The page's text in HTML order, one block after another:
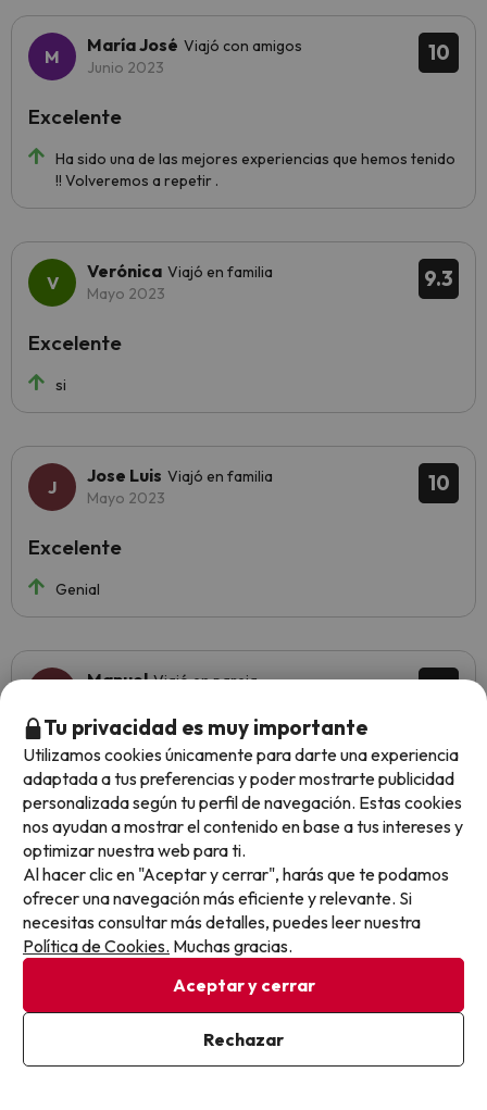
10
María José Viajó con amigos
Junio 2023
Ha sido una de las mejores experiencias que hemos tenido
!! Volveremos a repetir .
Excelente
9.3
Verónica Viajó en familia
Mayo 2023
si
Excelente
10
Jose Luis Viajó en familia
Mayo 2023
Genial
Excelente
7.7
Manuel Viajó en pareja
H10 nunca falla, camas muy cómodas
El buffet, muy repetitivo y muy normalito
Bien
Paula Viajó con amigos
Mayo 2023
El buffet de comida un poco limitado. Falta variedad de
comida y sobretodo para personas vegetarianas o
Tu privacidad es muy importante
Utilizamos cookies únicamente para darte una experiencia
adaptada a tus preferencias y poder mostrarte publicidad
personalizada según tu perfil de navegación. Estas cookies
nos ayudan a mostrar el contenido en base a tus intereses y
optimizar nuestra web para ti.
Al hacer clic en "Aceptar y cerrar", harás que te podamos
ofrecer una navegación más eficiente y relevante. Si
necesitas consultar más detalles, puedes leer nuestra
Política de Cookies. Muchas gracias.
Aceptar y cerrar
Rechazar